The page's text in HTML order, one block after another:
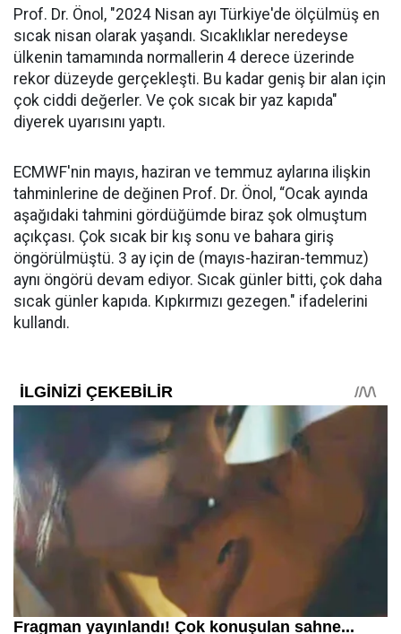
Prof. Dr. Önol, "2024 Nisan ayı Türkiye'de ölçülmüş en
sıcak nisan olarak yaşandı. Sıcaklıklar neredeyse
ülkenin tamamında normallerin 4 derece üzerinde
rekor düzeyde gerçekleşti. Bu kadar geniş bir alan için
çok ciddi değerler. Ve çok sıcak bir yaz kapıda"
diyerek uyarısını yaptı.
ECMWF'nin mayıs, haziran ve temmuz aylarına ilişkin
tahminlerine de değinen Prof. Dr. Önol, “Ocak ayında
aşağıdaki tahmini gördüğümde biraz şok olmuştum
açıkçası. Çok sıcak bir kış sonu ve bahara giriş
öngörülmüştü. 3 ay için de (mayıs-haziran-temmuz)
aynı öngörü devam ediyor. Sıcak günler bitti, çok daha
sıcak günler kapıda. Kıpkırmızı gezegen." ifadelerini
kullandı.